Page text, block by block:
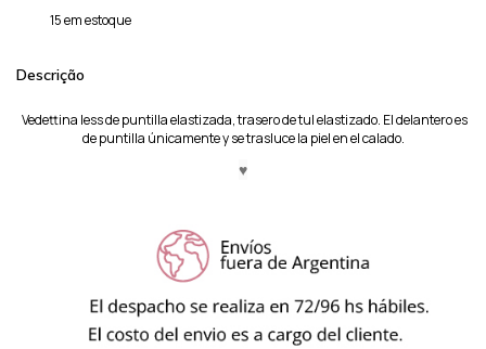
15em estoque
Descrição
Vedettina less de puntilla elastizada, trasero de tul elastizado. El delantero es
de puntilla únicamente y se trasluce la piel en el calado.
♥